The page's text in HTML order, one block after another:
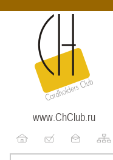
www.ChClub.ru